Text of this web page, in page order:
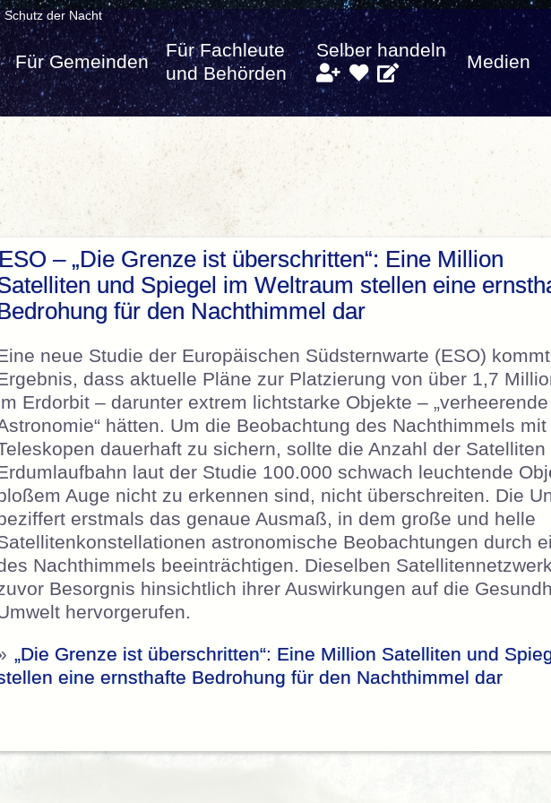
der Nacht
Für Gemeinden
Für Fachleute
und Behörden
Selber handeln
Medien
ESO – „Die Grenze ist überschritten“: Eine Million
und Spiegel im Weltraum stellen eine
für den Nachthimmel dar
neue Studie der Europäischen Südsternwarte (ESO)
dass aktuelle Pläne zur Platzierung von über 1,7
Erdorbit – darunter extrem lichtstarke Objekte –
hätten. Um die Beobachtung des Nachthimmels
dauerhaft zu sichern, sollte die Anzahl der Satelliten
laut der Studie 100.000 schwach leuchtende
Auge nicht zu erkennen sind, nicht überschreiten. Die
erstmals das genaue Ausmaß, in dem große und helle
astronomische Beobachtungen durch
Nachthimmels beeinträchtigen. Dieselben
Besorgnis hinsichtlich ihrer Auswirkungen auf die
hervorgerufen.
„Die Grenze ist überschritten“: Eine Million Satelliten und
eine ernsthafte Bedrohung für den Nachthimmel dar